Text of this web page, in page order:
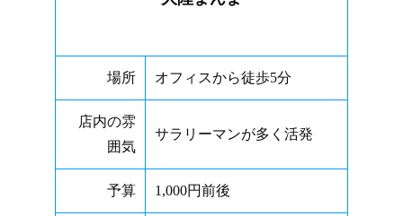
場所 オフィスから徒歩5分
店内の雰
囲気
サラリーマンが多く活発
予算 1,000円前後